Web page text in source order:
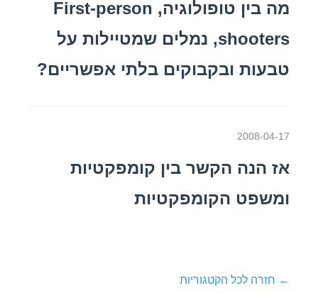
מה בין טופולוגיה, First-person
shooters, נמלים שמטיילות על
טבעות ובקבוקים בלתי אפשריים?
2008-04-17
אז הנה הקשר בין קומפקטיות
ומשפט הקומפקטיות
← חזרה לכל הקטגוריות